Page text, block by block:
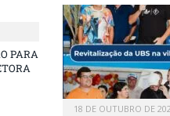
PARA
18 DE OUTUBRO DE